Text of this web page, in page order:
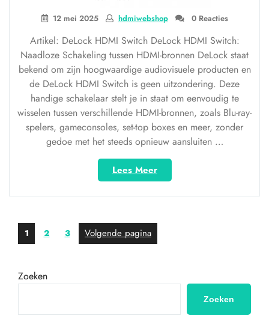
12 mei 2025 hdmiwebshop 0 Reacties
Artikel: DeLock HDMI Switch DeLock HDMI Switch:
Naadloze Schakeling tussen HDMI-bronnen DeLock staat
bekend om zijn hoogwaardige audiovisuele producten en
de DeLock HDMI Switch is geen uitzondering. Deze
handige schakelaar stelt je in staat om eenvoudig te
wisselen tussen verschillende HDMI-bronnen, zoals Blu-ray-
spelers, gameconsoles, set-top boxes en meer, zonder
gedoe met het steeds opnieuw aansluiten …
Lees Meer“Ontdek
de
veelzijdigheid
de
naadloze
Posts
pagination
Pagina
1 Pagina
2 Pagina
3 Volgende pagina
Zoeken
Zoeken